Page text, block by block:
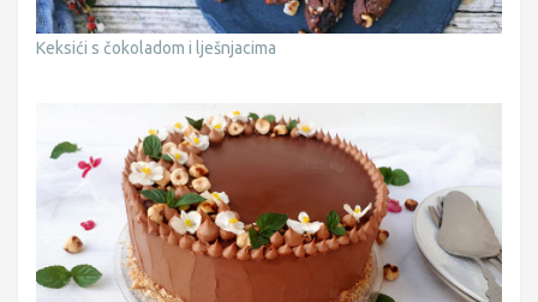
Keksići s čokoladom i lješnjacima